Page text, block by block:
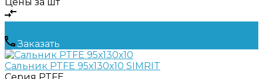
Заказать
Сальник PTFE 95х130х10 SIMRIT